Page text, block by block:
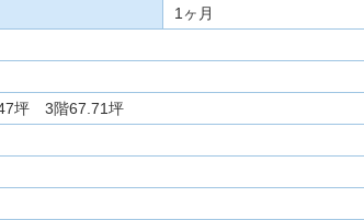
1ヶ月
坪 3階67.71坪